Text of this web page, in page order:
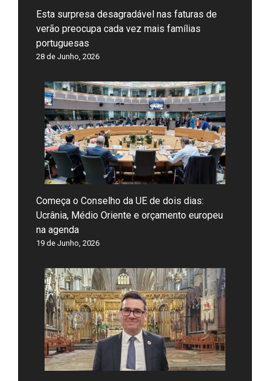
Esta surpresa desagradável nas faturas de
verão preocupa cada vez mais famílias
portuguesas
28 de Junho, 2026
Começa o Conselho da UE de dois dias:
Ucrânia, Médio Oriente e orçamento europeu
na agenda
19 de Junho, 2026